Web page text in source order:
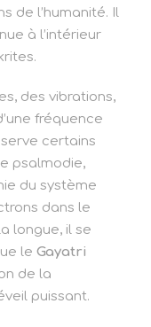
de l’humanité. Il
à l’intérieur
des vibrations,
fréquence
certains
psalmodie,
du système
dans le
longue, il se
le Gayatri
de la
puissant.